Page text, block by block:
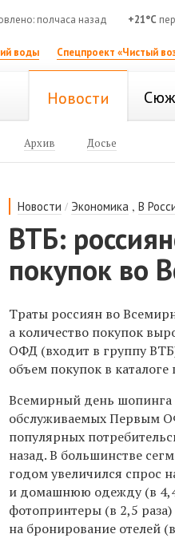
полчаса назад +21°C
воды Спецпроект «Чистый
Новости
Архив Досье
Новости / Экономика ,В
ВТБ:
покупок во
Траты россиян во
а количество покупок
ОФД (входит в группу
объем покупок в каталоге
Всемирный день шопинга
обслуживаемых Первым
популярных
назад. В большинстве
годом увеличился спрос
и домашнюю одежду (в 4,4
фотопринтеры (в 2,5
на бронирование отелей